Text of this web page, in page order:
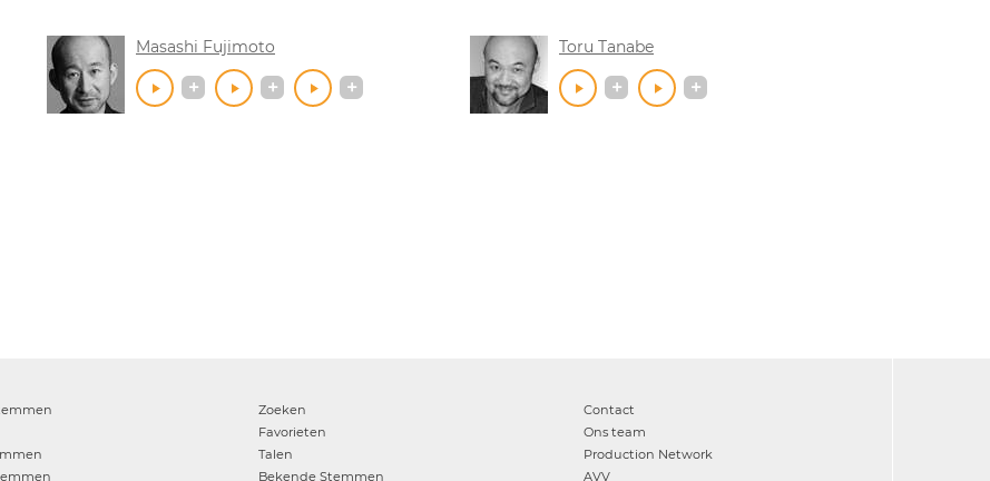
Masashi Fujimoto Toru Tanabe
Zoeken
Favorieten
Talen
Bekende Stemmen
Contact
Ons team
Production Network
AVV